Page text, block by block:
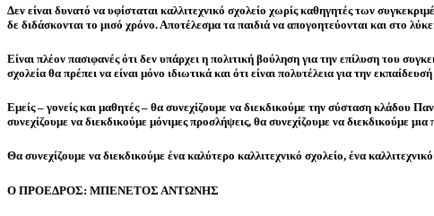
Δεν είναι δυνατό να υφίσταται καλλιτεχνικό σχολείο χωρίς καθηγητές των
δε διδάσκονται το μισό χρόνο. Αποτέλεσμα τα παιδιά να απογοητεύονται και στο
Είναι πλέον πασιφανές ότι δεν υπάρχει η πολιτική βούληση για την επίλυση του
σχολεία θα πρέπει να είναι μόνο ιδιωτικά και ότι είναι πολυτέλεια για την
Εμείς – γονείς και μαθητές – θα συνεχίζουμε να διεκδικούμε την σύσταση κλάδου
συνεχίζουμε να διεκδικούμε μόνιμες προσλήψεις, θα συνεχίζουμε να διεκδικούμε μια
Θα συνεχίζουμε να διεκδικούμε ένα καλύτερο καλλιτεχνικό σχολείο, ένα
Ο ΠΡΟΕΔΡΟΣ: ΜΠΕΝΕΤΟΣ ΑΝΤΩΝΗΣ